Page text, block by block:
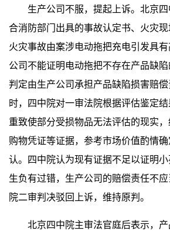
生产公司不服，提起上诉。北京
合消防部门出具的事故认定书、火灾
火灾事故由案涉电动拖把充电引发具
公司不能证明电动拖把不存在产品缺
判定由生产公司承担产品缺陷损害赔
时，四中院对一审法院根据评估鉴定
重致使部分受损物品无法评估的现实
购物凭证等证据，参考市场价值酌情
认。四中院认为现有证据不足以证明
生负有过错，生产公司的赔偿责任不
院二审判决驳回上诉，维持原判。
北京四中院主审法官庭后表示，